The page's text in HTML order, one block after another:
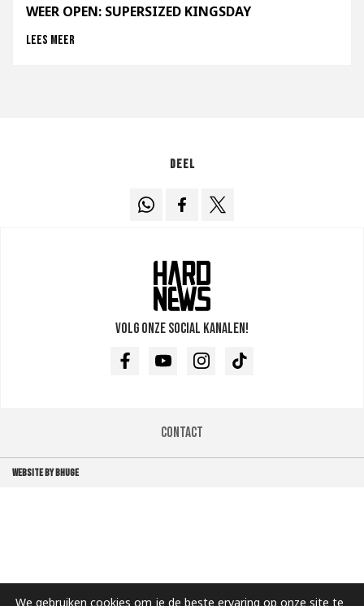
WEER OPEN: SUPERSIZED KINGSDAY
Lees meer
Deel
Volg onze social kanalen!
FacebookYoutubeInstagramTikTok
Contact
WEBSITE BY BHUGE
We gebruiken cookies om je de beste ervaring op onze site te